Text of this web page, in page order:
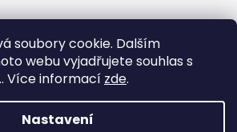
soubory cookie. Dalším
webu vyjadřujete souhlas s
Více informací zde.
Nastavení
Instagram